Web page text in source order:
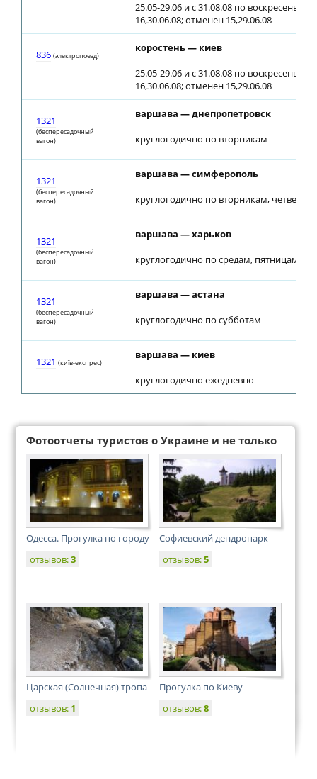
25.05-29.06 и с 31.08.08 по воскресеньям;
16,30.06.08; отменен 15,29.06.08
836 (электропоезд)
коростень — киев
25.05-29.06 и с 31.08.08 по воскресеньям;
16,30.06.08; отменен 15,29.06.08
1321
(беспересадочный
вагон)
варшава — днепропетровск
круглогодично по вторникам
1321
(беспересадочный
вагон)
варшава — симферополь
круглогодично по вторникам,
1321
(беспересадочный
вагон)
варшава — харьков
круглогодично по средам, пятницам
1321
(беспересадочный
вагон)
варшава — астана
круглогодично по субботам
1321 (київ-експрес)
варшава — киев
круглогодично ежедневно
Фотоотчеты туристов о Украине и не только
Одесса. Прогулка по городу
отзывов:3
Софиевский дендропарк
отзывов:5
Царская (Солнечная) тропа
отзывов: 1
Прогулка по Киеву
отзывов:8